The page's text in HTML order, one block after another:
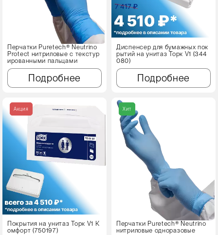
Перчатки Puretech® Neutrino
Protect нитриловые с текстур
ированными пальцами
Подробнее
Диспенсер для бумажных пок
рытий на унитаз Торк V1 (344
080)
Подробнее
Акция
Покрытия на унитаз Торк V1 К
омфорт (750197)
Хит
Перчатки Puretech® Neutrino
нитриловые одноразовые